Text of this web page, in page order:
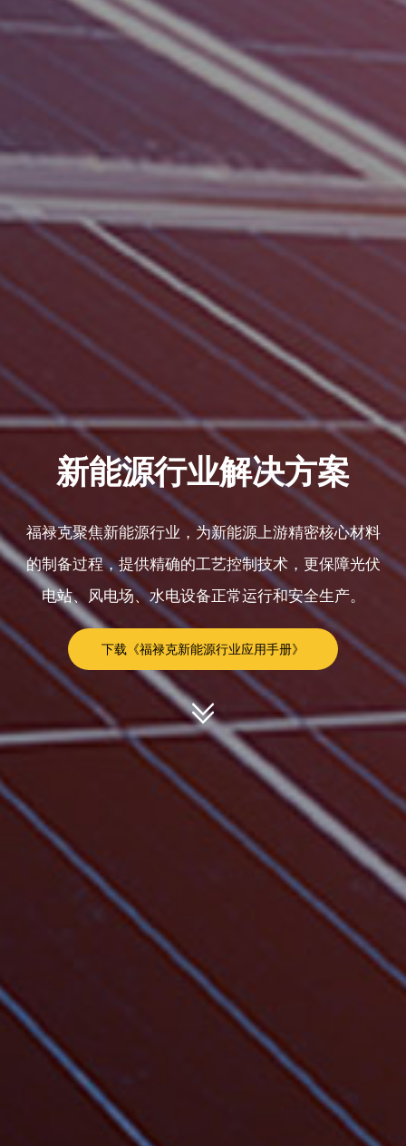
新能源行业解决方案
福禄克聚焦新能源行业，为新能源上游精密核心材料
的制备过程，提供精确的工艺控制技术，更保障光伏
电站、风电场、水电设备正常运行和安全生产。
下载《福禄克新能源行业应用手册》